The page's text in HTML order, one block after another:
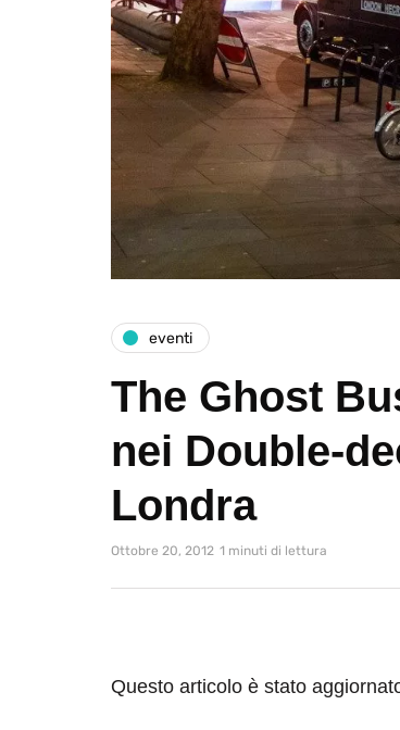
eventi
The Ghost
nei Double-
Londra
Ottobre 20, 2012 1 minuti di lettura
Questo articolo è stato